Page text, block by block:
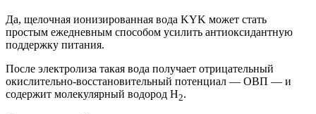
Да, щелочная ионизированная вода KYK может стать
простым ежедневным способом усилить антиоксидантную
поддержку питания.
После электролиза такая вода получает отрицательный
окислительно-восстановительный потенциал — ОВП — и
содержит молекулярный водород H2.